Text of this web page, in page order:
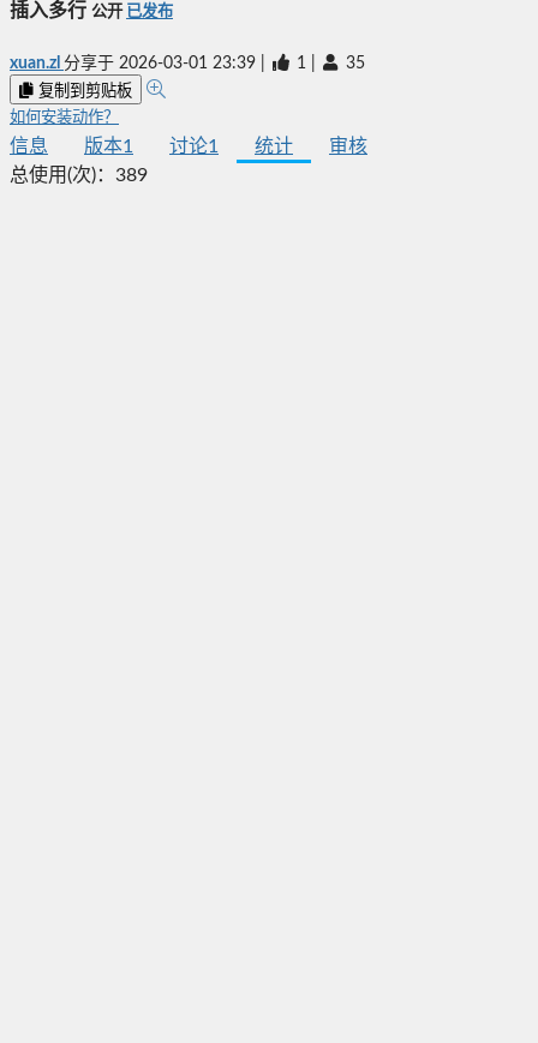
插入多行 公开 已发布
xuan.zl 分享于 2026-03-01 23:39 1 35
复制到剪贴板
如何安装动作？
信息 版本1 讨论1 统计
审核
总使用(次)： 389